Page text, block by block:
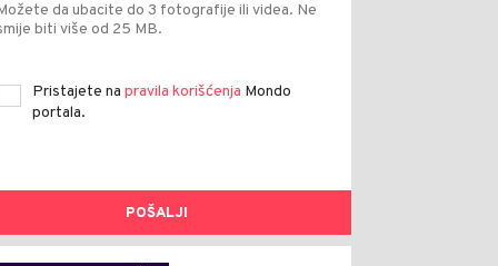
da ubacite do 3 fotografije ili videa. Ne
biti više od 25 MB.
Pristajete na pravila korišćenja Mondo
portala.
POŠALJI